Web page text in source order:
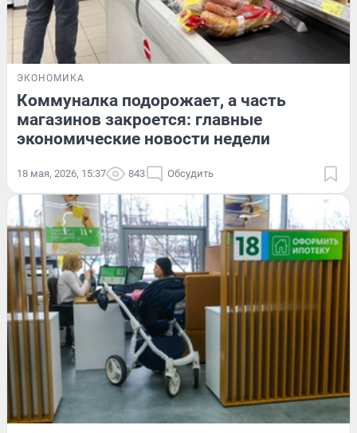
ЭКОНОМИКА
Коммуналка подорожает, а часть
магазинов закроется: главные
экономические новости недели
18 мая, 2026, 15:37 843 Обсудить